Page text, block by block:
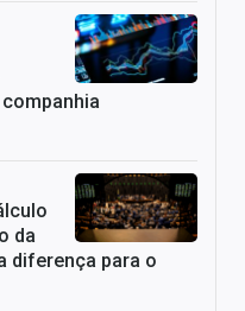
da
diferença para o